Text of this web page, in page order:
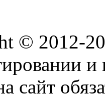
© 2012-
и
сайт